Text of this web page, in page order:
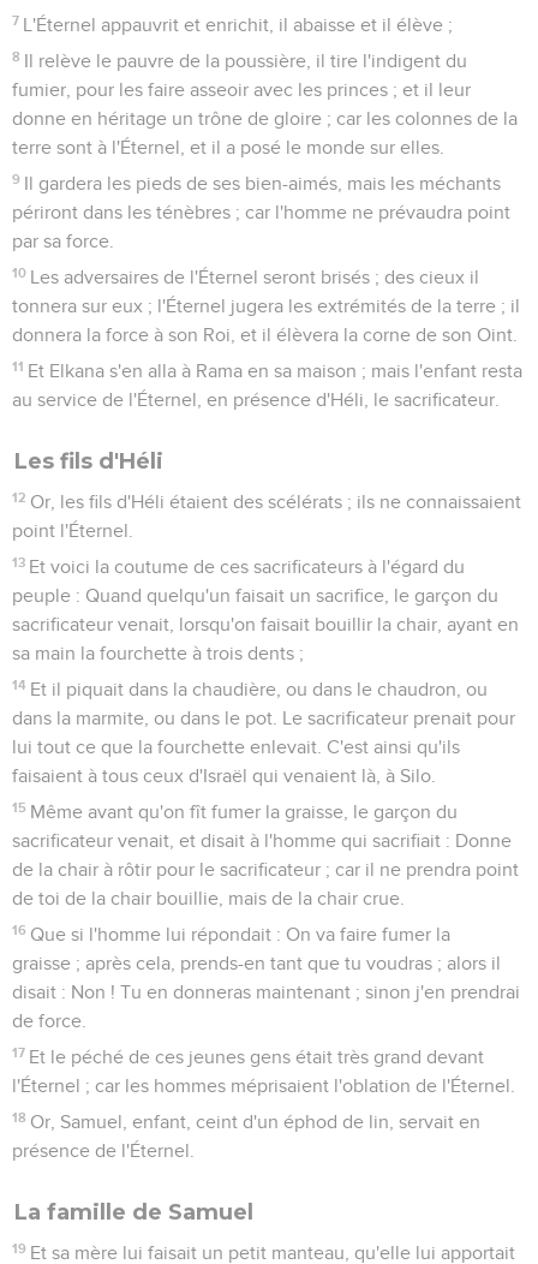
7 L'Éternel appauvrit et enrichit, il abaisse et il élève ;
8 Il relève le pauvre de la poussière, il tire l'indigent du
fumier, pour les faire asseoir avec les princes ; et il leur
donne en héritage un trône de gloire ; car les colonnes de la
terre sont à l'Éternel, et il a posé le monde sur elles.
9 Il gardera les pieds de ses bien-aimés, mais les méchants
périront dans les ténèbres ; car l'homme ne prévaudra point
par sa force.
10 Les adversaires de l'Éternel seront brisés ; des cieux il
tonnera sur eux ; l'Éternel jugera les extrémités de la terre ; il
donnera la force à son Roi, et il élèvera la corne de son Oint.
11 Et Elkana s'en alla à Rama en sa maison ; mais l'enfant resta
au service de l'Éternel, en présence d'Héli, le sacrificateur.
Les fils d'Héli
12 Or, les fils d'Héli étaient des scélérats ; ils ne connaissaient
point l'Éternel.
13 Et voici la coutume de ces sacrificateurs à l'égard du
peuple : Quand quelqu'un faisait un sacrifice, le garçon du
sacrificateur venait, lorsqu'on faisait bouillir la chair, ayant en
sa main la fourchette à trois dents ;
14 Et il piquait dans la chaudière, ou dans le chaudron, ou
dans la marmite, ou dans le pot. Le sacrificateur prenait pour
lui tout ce que la fourchette enlevait. C'est ainsi qu'ils
faisaient à tous ceux d'Israël qui venaient là, à Silo.
15 Même avant qu'on fît fumer la graisse, le garçon du
sacrificateur venait, et disait à l'homme qui sacrifiait : Donne
de la chair à rôtir pour le sacrificateur ; car il ne prendra point
de toi de la chair bouillie, mais de la chair crue.
16 Que si l'homme lui répondait : On va faire fumer la
graisse ; après cela, prends-en tant que tu voudras ; alors il
disait : Non ! Tu en donneras maintenant ; sinon j'en prendrai
de force.
17 Et le péché de ces jeunes gens était très grand devant
l'Éternel ; car les hommes méprisaient l'oblation de l'Éternel.
18 Or, Samuel, enfant, ceint d'un éphod de lin, servait en
présence de l'Éternel.
La famille de Samuel
19 Et sa mère lui faisait un petit manteau, qu'elle lui apportait